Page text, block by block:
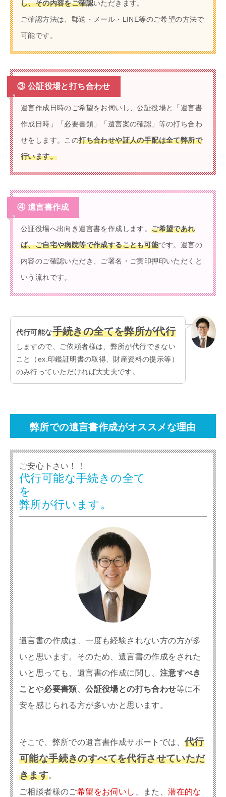
し、その内容をご確認いただきます。
ご確認方法は、郵送・メール・LINE等のご希望の方法で
可能です。
③ 公証役場と打ち合わせ
遺言作成日時のご希望をお伺いし、公証役場と「遺言書
作成日時」「必要書類」「遺言案の確認」等の打ち合わ
せをします。この打ち合わせや証人の手配は全て弊所で
行います。
④ 遺言書作成
公証役場へ出向き遺言書を作成します。ご希望であれ
ば、ご自宅や病院等で作成することも可能です。遺言の
内容のご確認いただき、ご署名・ご実印押印いただくと
いう流れです。
代行可能な手続きの全てを弊所が代行
しますので、ご依頼者様は、弊所が代行できない
こと（ex.印鑑証明書の取得、財産資料の提示等）
のみ行っていただければ大丈夫です。
弊所での遺言書作成がオススメな理由
ご安心下さい！！
代行可能な手続きの全て
を
弊所が行います。
遺言書の作成は、一度も経験されない方の方が多
いと思います。そのため、遺言書の作成をされた
いと思っても、遺言書の作成に関し、 注意すべき
ことや必要書類 、公証役場との打ち合わせ等に不
安を感じられる方が多いかと思います。
そこで、弊所での遺言書作成サポートでは、 代行
可能な手続きのすべてを代行させていただ
きます。
ご相談者様のご希望をお伺いし 、また、潜在的な